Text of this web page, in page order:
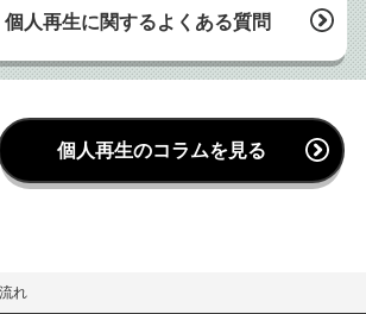
個人再生に関するよくある質問
個人再生のコラムを見る
れ